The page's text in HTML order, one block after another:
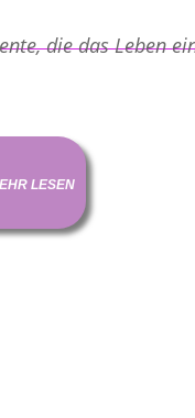
die das Leben
LESEN